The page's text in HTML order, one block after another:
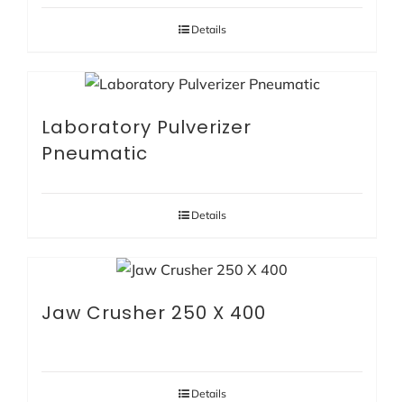
Details
Laboratory Pulverizer
Pneumatic
Details
Jaw Crusher 250 X 400
Details